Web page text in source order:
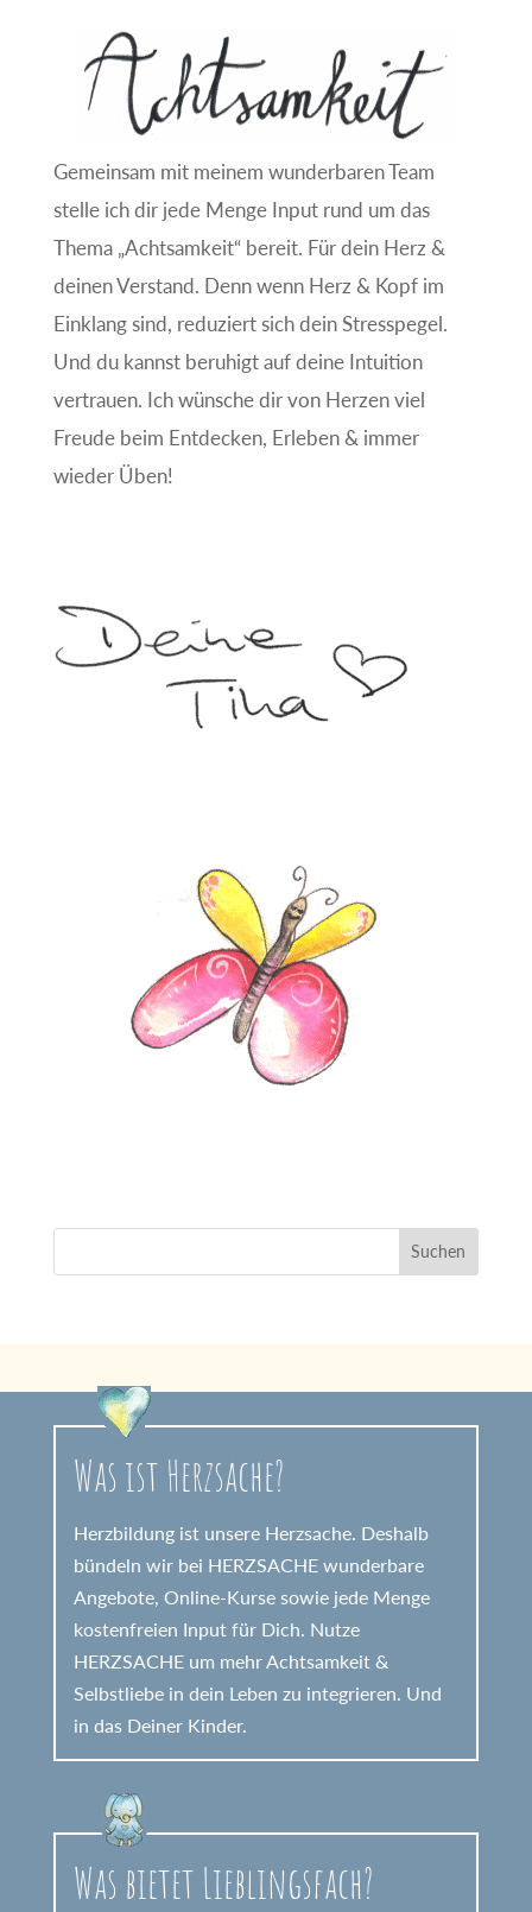
Gemeinsam mit meinem wunderbaren Team
stelle ich dir jede Menge Input rund um das
Thema „Achtsamkeit“ bereit. Für dein Herz &
deinen Verstand. Denn wenn Herz & Kopf im
Einklang sind, reduziert sich dein Stresspegel.
Und du kannst beruhigt auf deine Intuition
vertrauen. Ich wünsche dir von Herzen viel
Freude beim Entdecken, Erleben & immer
wieder Üben!
Was ist Herzsache?
Herzbildung ist unsere Herzsache. Deshalb
bündeln wir bei HERZSACHE wunderbare
Angebote, Online-Kurse sowie jede Menge
kostenfreien Input für Dich. Nutze
HERZSACHE um mehr Achtsamkeit &
Selbstliebe in dein Leben zu integrieren. Und
in das Deiner Kinder.
Was bietet Lieblingsfach?